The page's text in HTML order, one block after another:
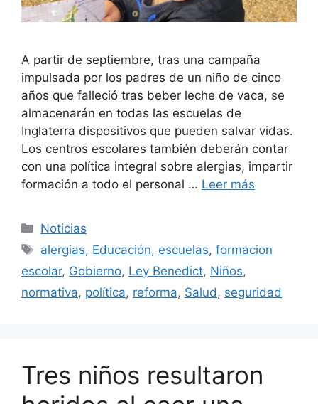
A partir de septiembre, tras una campaña
impulsada por los padres de un niño de cinco
años que falleció tras beber leche de vaca, se
almacenarán en todas las escuelas de
Inglaterra dispositivos que pueden salvar vidas.
Los centros escolares también deberán contar
con una política integral sobre alergias, impartir
formación a todo el personal … Leer más
Categorías
Noticias
Etiquetas
alergias, Educación, escuelas,formacion
escolar, Gobierno, Ley Benedict, Niños,
normativa, política, reforma, Salud , seguridad
Tres niños resultaron